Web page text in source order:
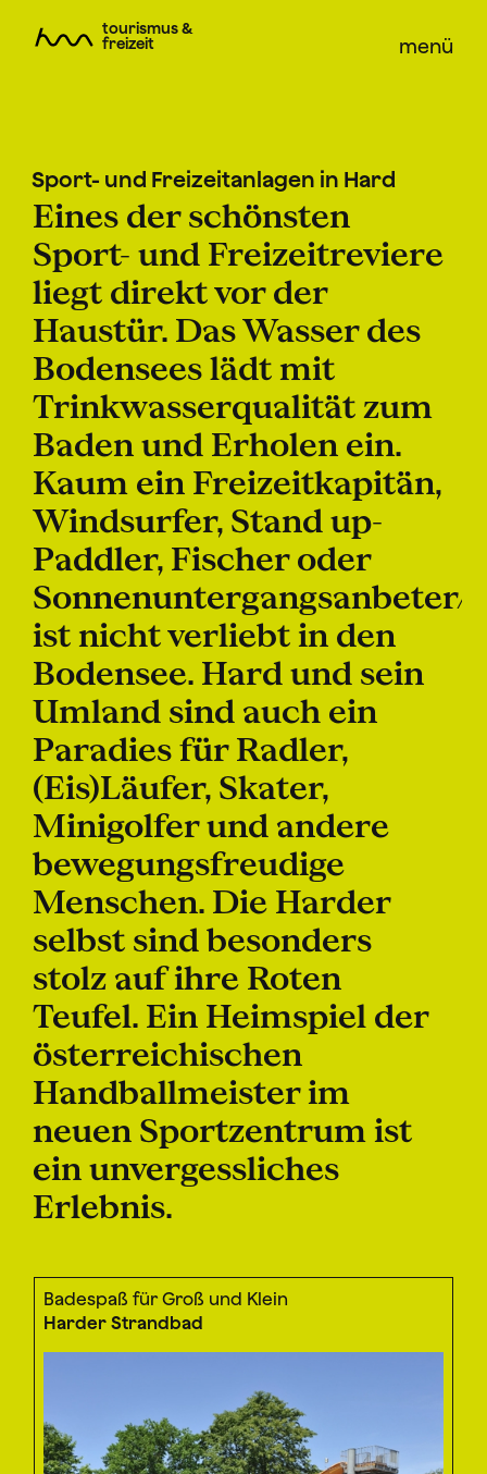
tourismus &
freizeit
menü
Sport- und Freizeitanlagen in Hard
Eines der schönsten
Sport- und Freizeitreviere
liegt direkt vor der
Haustür. Das Wasser des
Bodensees lädt mit
Trinkwasserqualität zum
Baden und Erholen ein.
Kaum ein Freizeitkapitän,
Windsurfer, Stand up-
Paddler, Fischer oder
Sonnenuntergangsanbeter/
ist nicht verliebt in den
Bodensee. Hard und sein
Umland sind auch ein
Paradies für Radler,
(Eis)Läufer, Skater,
Minigolfer und andere
bewegungsfreudige
Menschen. Die Harder
selbst sind besonders
stolz auf ihre Roten
Teufel. Ein Heimspiel der
österreichischen
Handballmeister im
neuen Sportzentrum ist
ein unvergessliches
Erlebnis.
Badespaß für Groß und Klein
Harder Strandbad